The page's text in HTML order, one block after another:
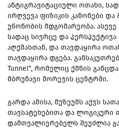
ანტიგრავიტაციული ოთახი,
ირღვევა ფიზიკის კანონები
უწონობის მდგომარეობა.
სადაც სივრცე და
აღქმასთან, და თავდაყირა
თავდაყირა დგება.
Tunnel“, რომელიც ქმნის
მბრუნავი მორევის ცენტრში.
გარდა ამისა, მუზეუმს აქვს
თავსატეხებითა და ლოგიკური
დამთვალიერებელს შეუძლია